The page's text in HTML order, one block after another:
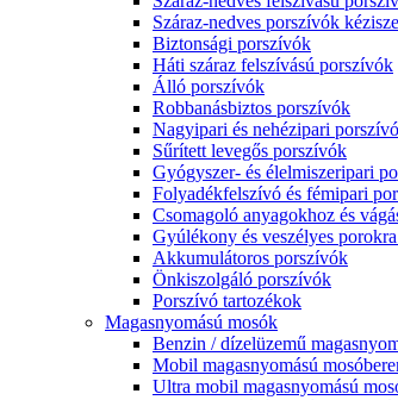
Száraz-nedves porszívók
Biztonsági porszívók
Háti száraz felszívású porszívók
Álló porszívók
Robbanásbiztos porszívók
Nagyipari és nehézipari
Sűrített levegős porszívók
Gyógyszer- és élelmiszeripari
Folyadékfelszívó és fémipari
Csomagoló anyagokhoz és
Gyúlékony és veszélyes
Akkumulátoros porszívók
Önkiszolgáló porszívók
Porszívó tartozékok
Magasnyomású mosók
Benzin / dízelüzemű
Mobil magasnyomású
Ultra mobil magasnyomású